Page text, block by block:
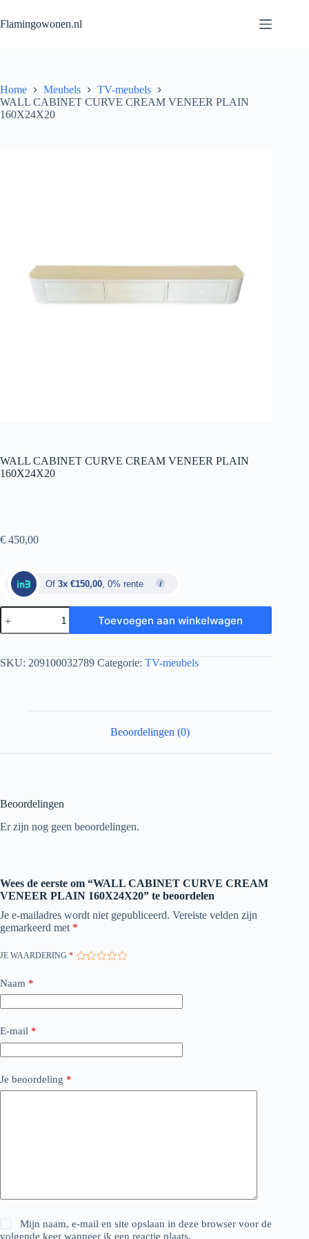
Flamingowonen.nl
Home Meubels
TV-meubels
WALL CABINET CURVE CREAM VENEER PLAIN
160X24X20
WALL CABINET CURVE CREAM VENEER PLAIN
160X24X20
€ 450,00
Of 3x €150,00, 0% rente
Toevoegen aan winkelwagen
SKU: 209100032789 Categorie: TV-meubels
Beoordelingen (0)
Beoordelingen
Er zijn nog geen beoordelingen.
Wees de eerste om “WALL CABINET CURVE CREAM
VENEER PLAIN 160X24X20” te beoordelen
Je e-mailadres wordt niet gepubliceerd. Vereiste velden zijn
gemarkeerd met *
JE WAARDERING *
Naam *
E-mail *
Je beoordeling *
Mijn naam, e-mail en site opslaan in deze browser voor de
volgende keer wanneer ik een reactie plaats.